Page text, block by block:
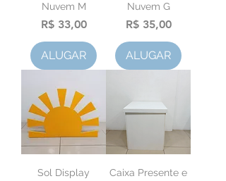
Nuvem M
Preço
R$ 33,00
ALUGAR
Nuvem G
Preço
R$ 35,00
ALUGAR
Sol Display
Caixa Presente e